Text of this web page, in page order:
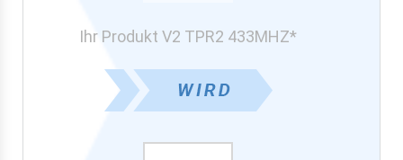
Ihr Produkt V2 TPR2 433MHZ*